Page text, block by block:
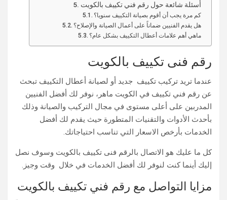
أسئلة شائعة حول رقم فني تكييف بالكويت
كم مرة يجب أن أقوم بصيانة التكييف سنويا؟
هل يقدم الفنيين ضماناً على أعمال الصيانة والإصلاح؟
ماهي أهم علامات أعطال التكييف بشكل عام؟
رقم فنى تكييف بالكويت
عندما تريد تركيب تكييف جديد أو لصيانة أعطال التكييف تبحث
عن رقم فني تكييف في الكويت ماهر، نوفر لك أفضل الفنيين
المدربين على أعلى مستوى في مجال التركيب والصيانة وذلك
بأحدث الأدوات والتقنيات المتطورة حيث يقدم لك أفضل
الخدمات بأرخص الاسعار التي تناسب احتياجاتك.
كل ما عليك هو الاتصال بالرقم فنى تكييف بالكويت وسوف نصل
إليك أينما كنت لنوفر لك أفضل الخدمات في خلال وقت وجيز.
مزايا التواصل مع رقم فني تكييف بالكويت